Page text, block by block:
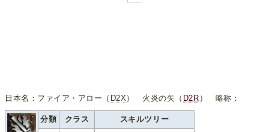
日本名：ファイア・アロー（ D2X） 火炎の矢（ D2R ） 略称：
分類 クラス スキルツリー